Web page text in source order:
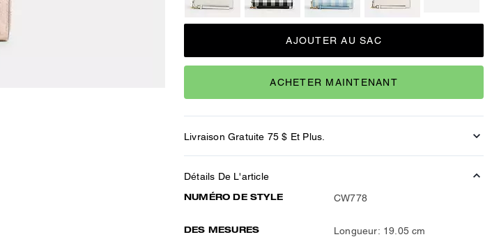
AJOUTER AU SAC
ACHETER MAINTENANT
Livraison Gratuite 75 $ Et Plus.
Détails De L'article
NUMÉRO DE STYLE CW778
DES MESURES
Longueur: 19.05 cm